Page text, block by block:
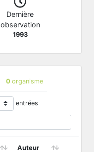
Dernière
observation
1993
0 organisme
entrées
Auteur